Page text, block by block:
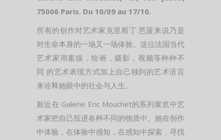
75006 Paris. Du 10/09 au 17/10.
所有的创作对艺术家克里斯丁.芭菠来说乃是
对生命本身的一场又一场体验。这位法国当代
艺术家用素描，绘画，摄影，视频等种种不
同 的艺术表现方式加上自己独到的艺术语言
来诠释她眼中的社会与人生。
新近在 Galerie Eric Mouchet的系列展览中艺
术家把自己投进各种不同的物质中。她在创作
中体验，在体验中感知，在感知中探索，寻找